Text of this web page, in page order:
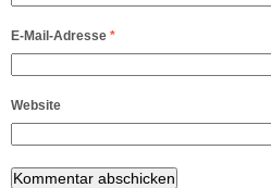
E-Mail-Adresse *
Website